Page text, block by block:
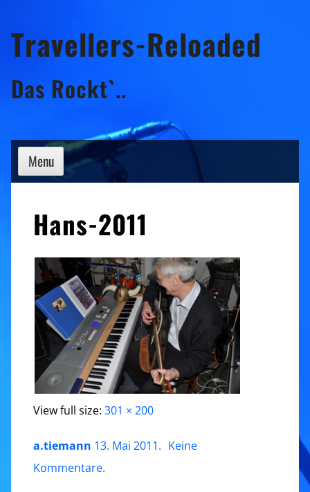
to
content
Travellers-Reloaded
Das Rockt`..
Menu
Hans-2011
View full size: 301 × 200
a.tiemann 13. Mai 2011. Keine
Kommentarezu
.